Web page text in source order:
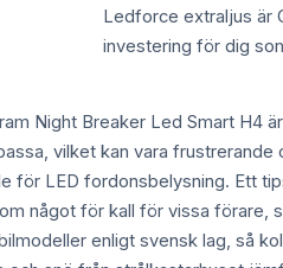
Ledforce extraljus är
investering för dig
Night Breaker Led Smart H4
vilket kan vara
för LED fordonsbelysning. Ett
något för kall för vissa förare,
enligt svensk lag, så